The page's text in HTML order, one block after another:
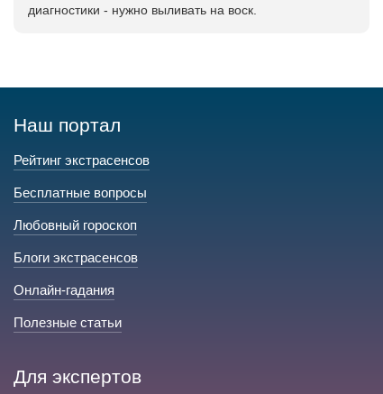
диагностики - нужно выливать на воск.
Наш портал
Рейтинг экстрасенсов
Бесплатные вопросы
Любовный гороскоп
Блоги экстрасенсов
Онлайн-гадания
Полезные статьи
Для экспертов